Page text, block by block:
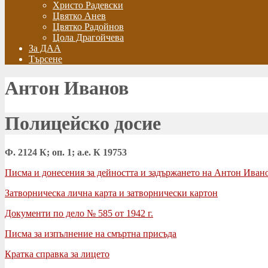
Христо Радевски
Цвятко Анев
Цвятко Радойнов
Цола Драгойчева
За ДАА
Търсене
Антон Иванов
Полицейско досие
Ф. 2124 К; оп. 1; а.е. К 19753
Писма и донесения за дейността и задържането на Антон
Затворническа лична карта и затворнически картон
Документи по дело № 585 от 1942 г.
Писма за изпълнение на смъртна присъда
Кратка справка за лицето